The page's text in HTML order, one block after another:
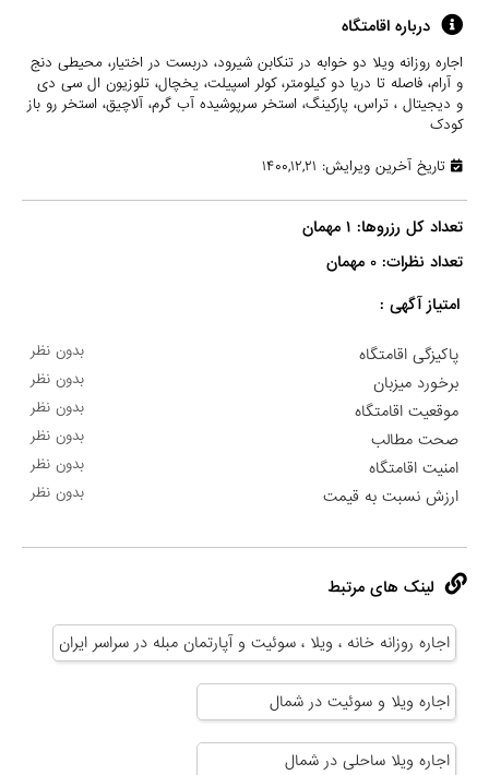
درباره اقامتگاه
اجاره روزانه ویلا دو خوابه در تنکابن شیرود، دربست در اختیار، محیطی دنج
و آرام، فاصله تا دریا دو کیلومتر، کولر اسپیلت، یخچال، تلوزیون ال سی دی
و دیجیتال ، تراس، پارکینگ، استخر سرپوشیده آب گرم، آلاچیق، استخر رو باز
کودک
تاریخ آخرین ویرایش: ۱۴۰۰,۱۲,۲۱
تعداد کل رزروها: ۱ مهمان
تعداد نظرات: ۰ مهمان
امتیاز آگهی :
پاکیزگی اقامتگاه بدون نظر
برخورد میزبان بدون نظر
موقعیت اقامتگاه بدون نظر
صحت مطالب بدون نظر
امنیت اقامتگاه بدون نظر
ارزش نسبت به قیمت بدون نظر
لینک های مرتبط
اجاره روزانه خانه ، ویلا ، سوئیت و آپارتمان مبله در سراسر ایران
اجاره ویلا و سوئیت در شمال
اجاره ویلا ساحلی در شمال